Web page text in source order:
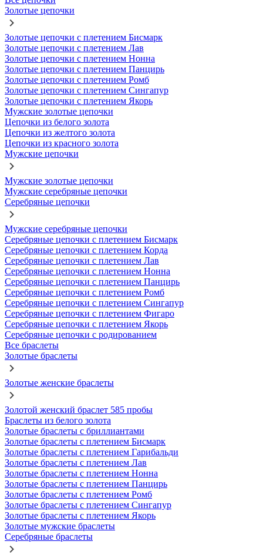
Золотые цепочки
Золотые цепочки с плетением Бисмарк
Золотые цепочки с плетением Лав
Золотые цепочки с плетением Нонна
Золотые цепочки с плетением Панцирь
Золотые цепочки с плетением Ромб
Золотые цепочки с плетением Сингапур
Золотые цепочки с плетением Якорь
Мужские золотые цепочки
Цепочки из белого золота
Цепочки из желтого золота
Цепочки из красного золота
Мужские цепочки
Мужские золотые цепочки
Мужские серебряные цепочки
Серебряные цепочки
Мужские серебряные цепочки
Серебряные цепочки с плетением Бисмарк
Серебряные цепочки с плетением Корда
Серебряные цепочки с плетением Лав
Серебряные цепочки с плетением Нонна
Серебряные цепочки с плетением Панцирь
Серебряные цепочки с плетением Ромб
Серебряные цепочки с плетением Сингапур
Серебряные цепочки с плетением Фигаро
Серебряные цепочки с плетением Якорь
Серебряные цепочки с родированием
Все браслеты
Золотые браслеты
Золотые женские браслеты
Золотой женский браслет 585 пробы
Браслеты из белого золота
Золотые браслеты с бриллиантами
Золотые браслеты с плетением Бисмарк
Золотые браслеты с плетением Гарибальди
Золотые браслеты с плетением Лав
Золотые браслеты с плетением Нонна
Золотые браслеты с плетением Панцирь
Золотые браслеты с плетением Ромб
Золотые браслеты с плетением Сингапур
Золотые браслеты с плетением Якорь
Золотые мужские браслеты
Серебряные браслеты